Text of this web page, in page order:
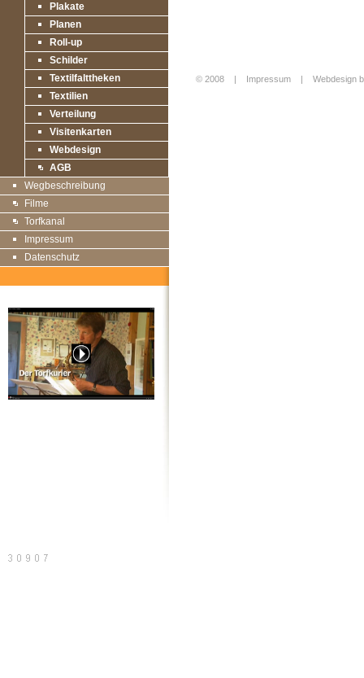
Plakate
Planen
Roll-up
Schilder
Textilfalttheken
Textilien
Verteilung
Visitenkarten
Webdesign
AGB
Wegbeschreibung
Filme
Torfkanal
Impressum
Datenschutz
© 2008 | Impressum Webdesign